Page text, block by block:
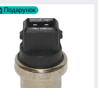
Подарунок